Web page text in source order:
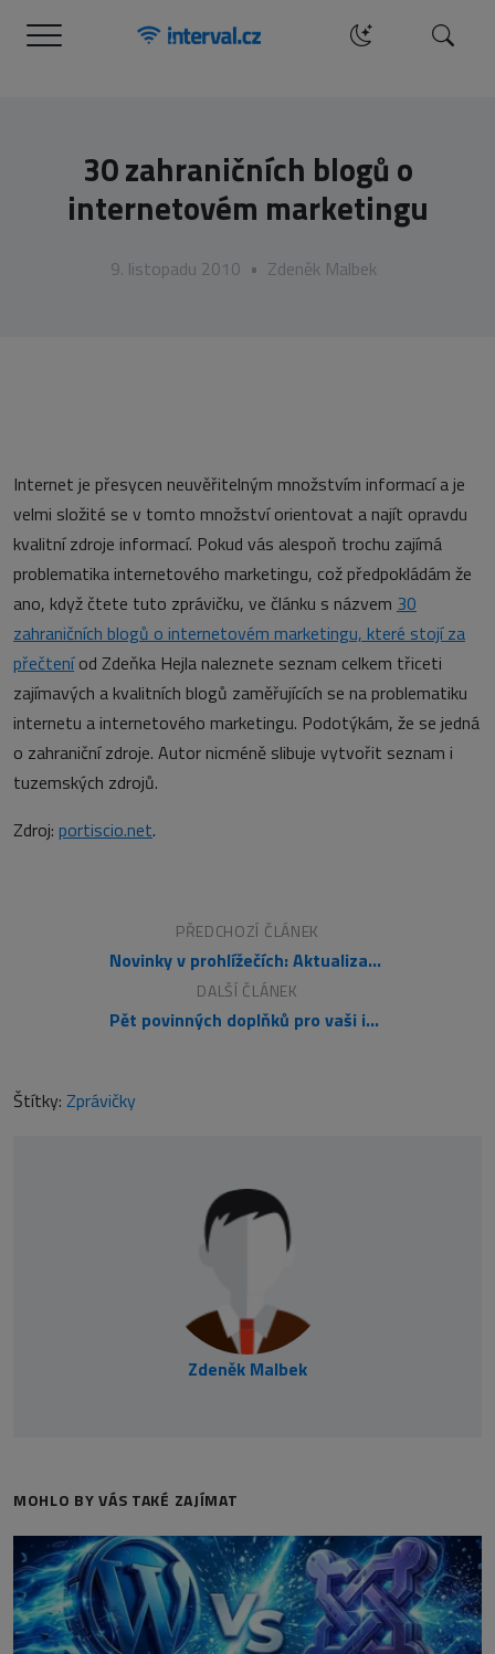
Menu Hledat
30 zahraničních blogů o
internetovém marketingu
9. listopadu 2010 • Zdeněk Malbek
Internet je přesycen neuvěřitelným množstvím informací a je
velmi složité se v tomto množství orientovat a najít opravdu
kvalitní zdroje informací. Pokud vás alespoň trochu zajímá
problematika internetového marketingu, což předpokládám že
ano, když čtete tuto zprávičku, ve článku s názvem 30
zahraničních blogů o internetovém marketingu, které stojí za
přečteníod Zdeňka Hejla naleznete seznam celkem třiceti
zajímavých a kvalitních blogů zaměřujících se na problematiku
internetu a internetového marketingu. Podotýkám, že se jedná
o zahraniční zdroje. Autor nicméně slibuje vytvořit seznam i
tuzemských zdrojů.
Zdroj: portiscio.net.
PŘEDCHOZÍ ČLÁNEK
Novinky v prohlížečích: Aktualizace Chrome 7
DALŠÍ ČLÁNEK
Pět povinných doplňků pro vaši instalaci Joomly
Štítky: Zprávičky
Zdeněk Malbek
MOHLO BY VÁS TAKÉ ZAJÍMAT